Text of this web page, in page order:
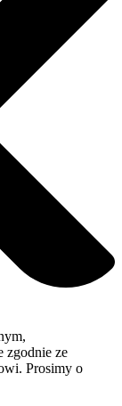
zgodnie ze
Prosimy o